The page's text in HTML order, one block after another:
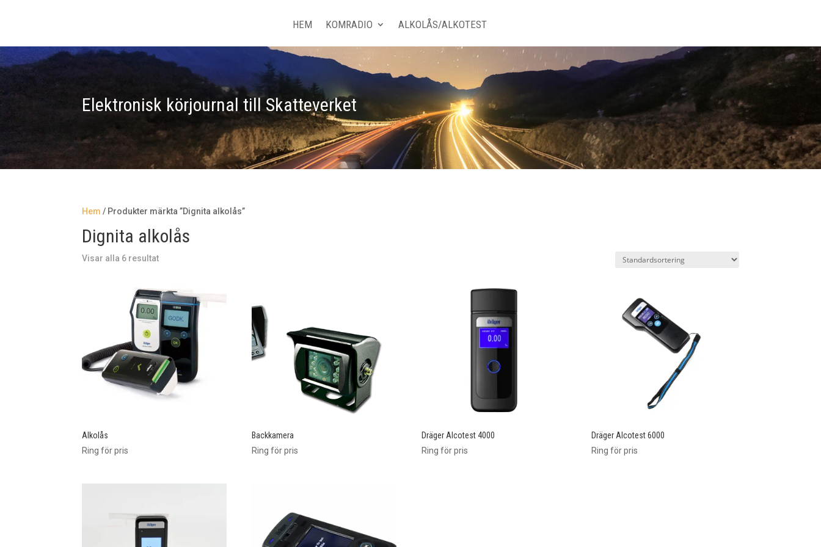
HEM KOMRADIO ALKOLÅS/ALKOTEST
Elektronisk körjournal till Skatteverket
Hem / Produkter märkta ”Dignita alkolås”
Dignita alkolås
Visar alla 6 resultat
Alkolås
Ring för pris
Backkamera
Ring för pris
Dräger Alcotest 4000
Ring för pris
Dräger Alcotest 6000
Ring för pris